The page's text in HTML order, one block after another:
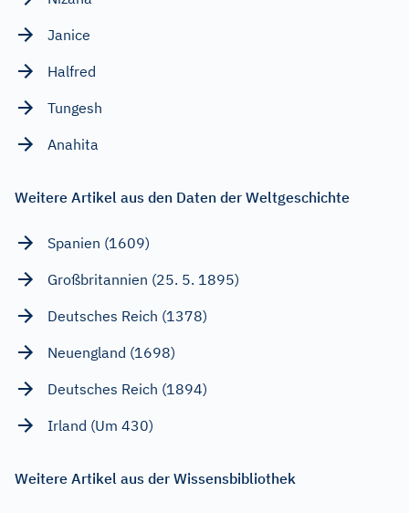
Janice
Halfred
Tungesh
Anahita
Weitere Artikel aus den Daten der Weltgeschichte
Spanien (1609)
Großbritannien (25. 5. 1895)
Deutsches Reich (1378)
Neuengland (1698)
Deutsches Reich (1894)
Irland (Um 430)
Weitere Artikel aus der Wissensbibliothek